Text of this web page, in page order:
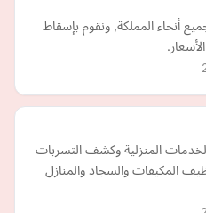
أنحاء المملكة, ونقوم بإسقاط
المنزلية وكشف التسربات
المكيفات والسجاد والمنازل